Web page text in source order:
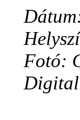
Fotó: